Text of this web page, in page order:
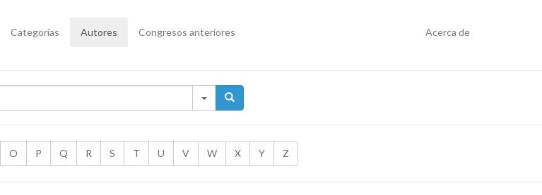
Categorías Autores Congresos anteriores Acerca de
O P Q R S T U V W X Y Z